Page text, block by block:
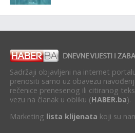
Sadržaji objavljeni na internet
prenositi samo uz obavezu
rečenice prenesenog ili citiranog
vezu na članak u obliku (HABER.ba).
Marketing lista klijenata koji su